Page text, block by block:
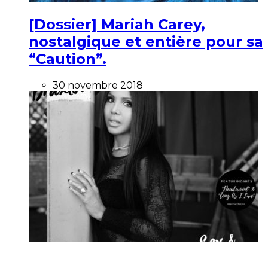
[Dossier] Mariah Carey,
nostalgique et entière pour sa
“Caution”.
30 novembre 2018